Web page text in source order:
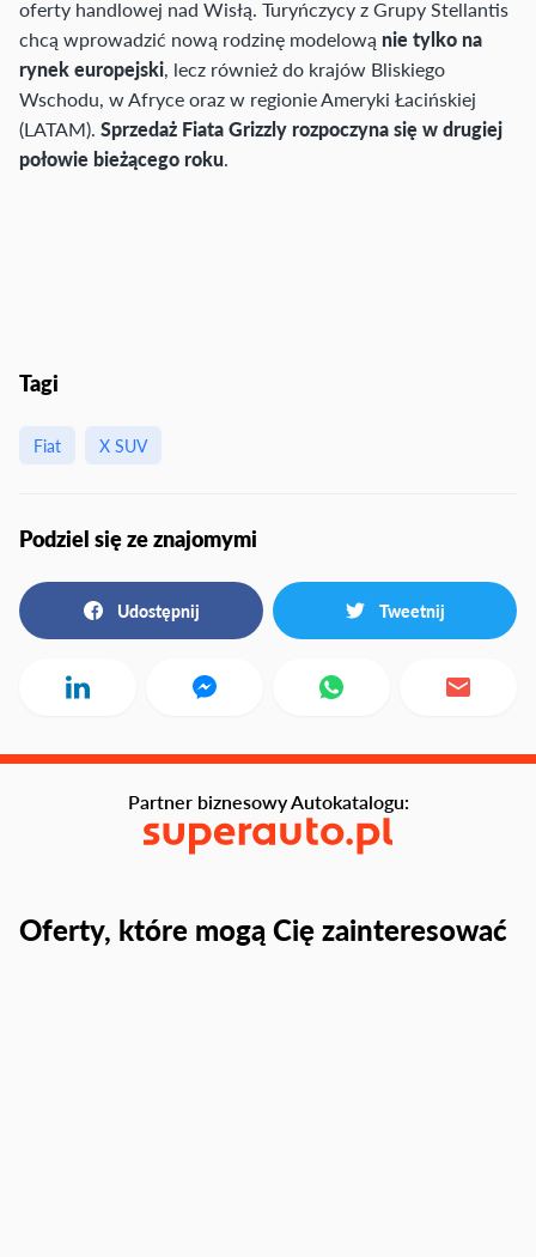
oferty handlowej nad Wisłą. Turyńczycy z Grupy Stellantis
chcą wprowadzić nową rodzinę modelową nie tylko na
rynek europejski, lecz również do krajów Bliskiego
Wschodu, w Afryce oraz w regionie Ameryki Łacińskiej
(LATAM). Sprzedaż Fiata Grizzly rozpoczyna się w drugiej
połowie bieżącego roku.
Tagi
Fiat X SUV
Podziel się ze znajomymi
Udostępnij Tweetnij
Oferty, które mogą Cię zainteresować
Partner biznesowy Autokatalogu: